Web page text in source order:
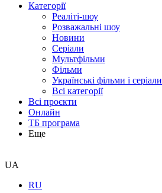
Категорії
Реаліті-шоу
Розважальні шоу
Новини
Серіали
Мультфільми
Фільми
Українські фільми і серіали
Всі категорії
Всі проєкти
Онлайн
ТБ програма
Еще
UA
RU